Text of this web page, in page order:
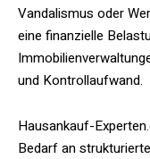
Vandalismus oder
eine finanzielle
und Kontrollaufwand.
Hausankauf-
Bedarf an